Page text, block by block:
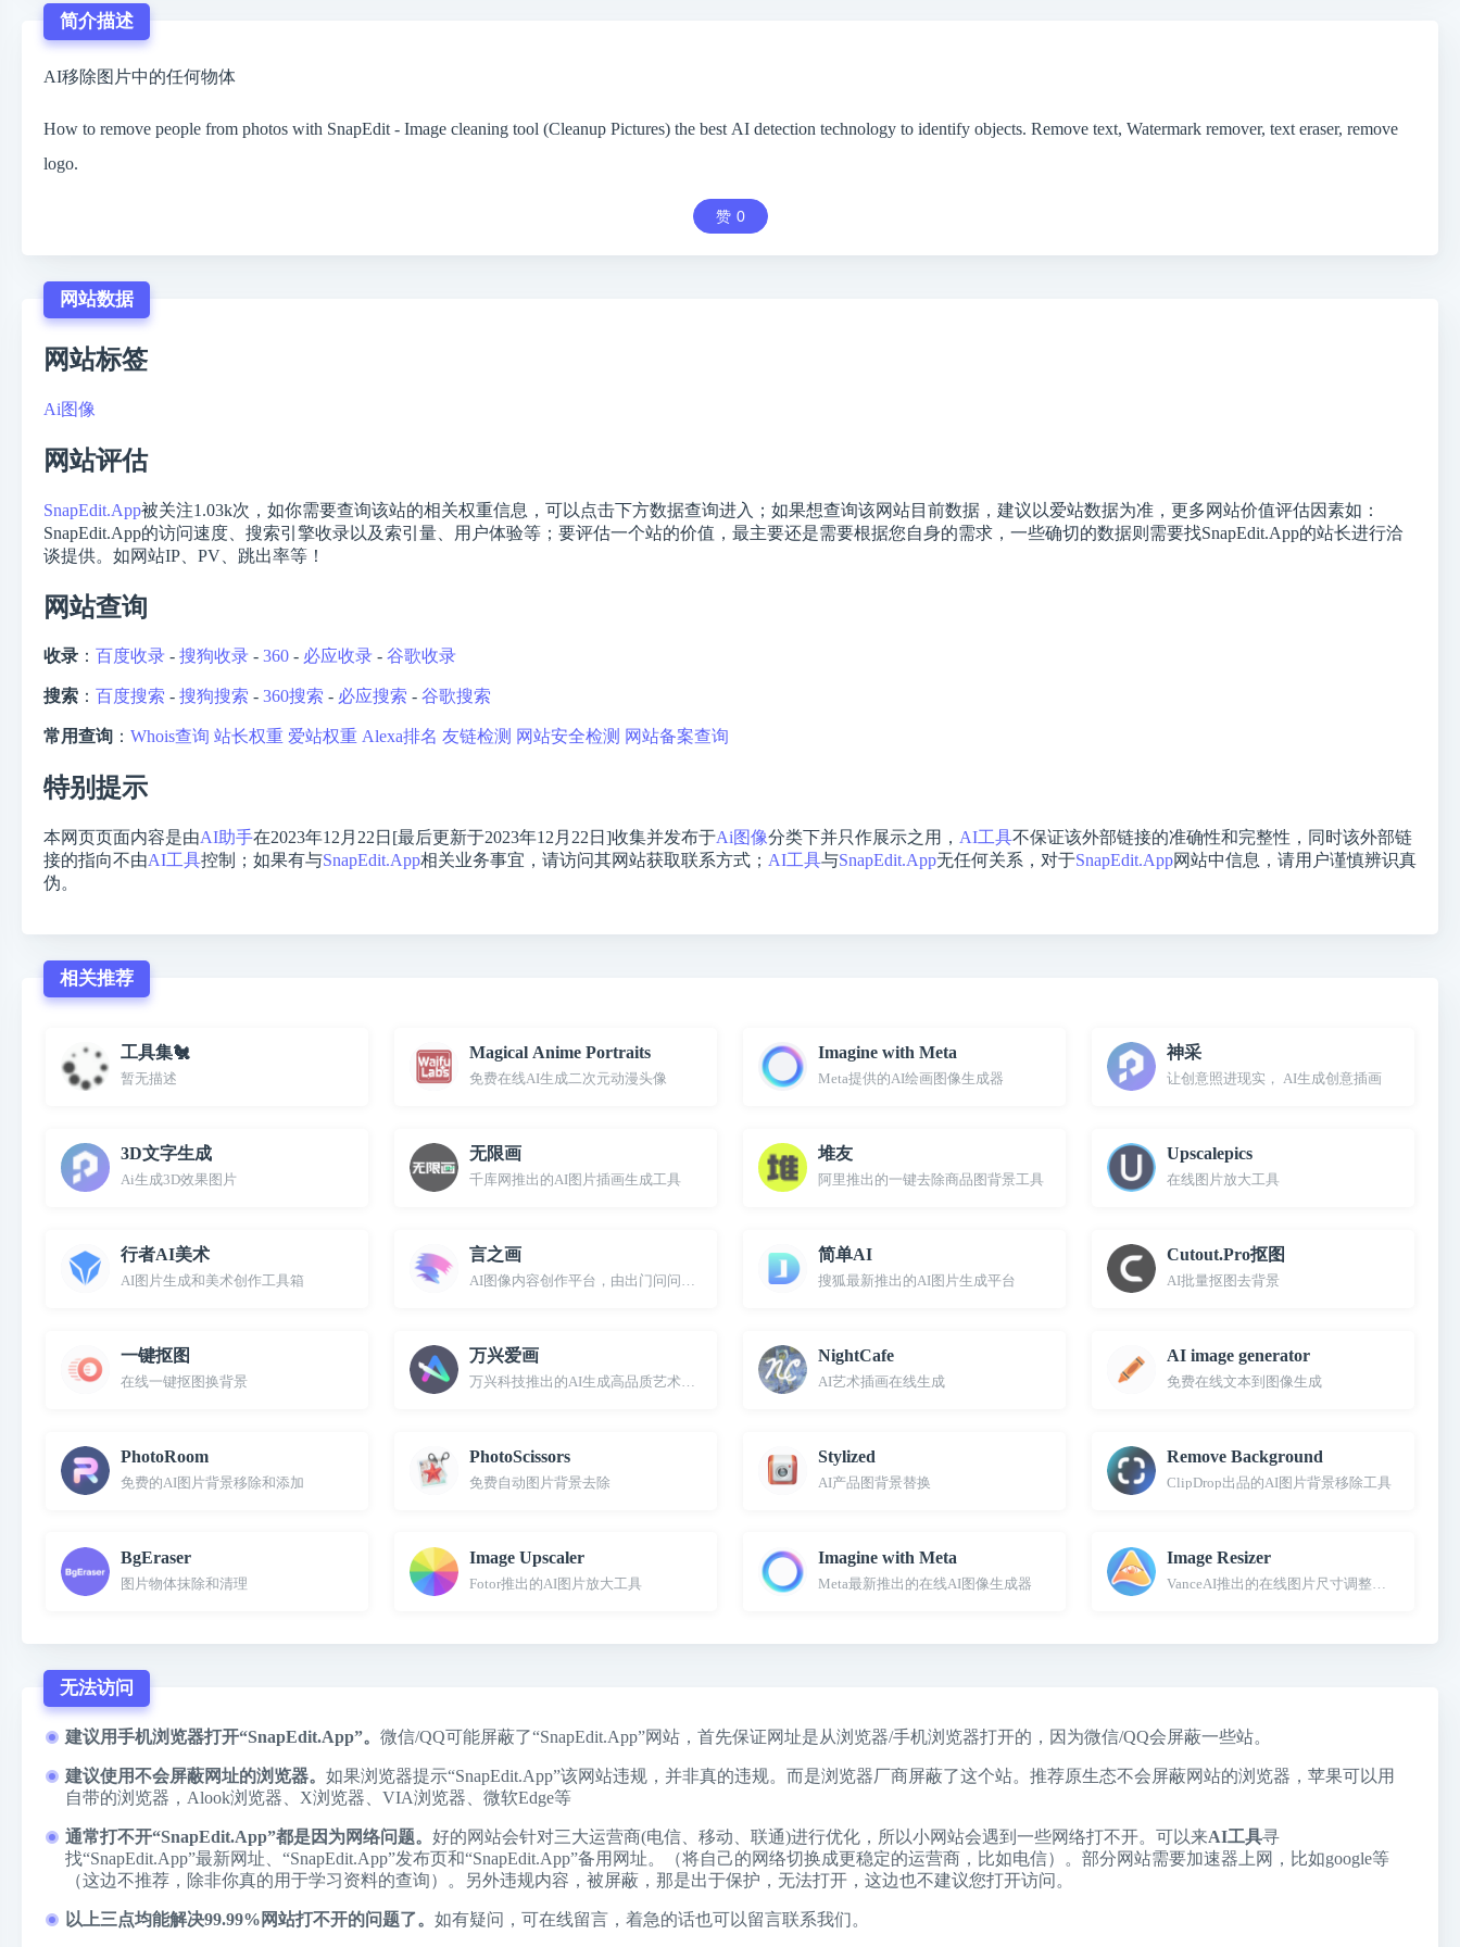
简介描述
AI移除图片中的任何物体
How to remove people from photos with SnapEdit - Image cleaning tool (Cleanup Pictures) the best AI detection technology to identify objects. Remove text, Watermark remover, text eraser, remove
logo.
赞 0
网站数据
网站标签
Ai图像
网站评估
SnapEdit.App被关注1.03k次，如你需要查询该站的相关权重信息，可以点击下方数据查询进入；如果想查询该网站目前数据，建议以爱站数据为准，更多网站价值评估因素如：
SnapEdit.App的访问速度、搜索引擎收录以及索引量、用户体验等；要评估一个站的价值，最主要还是需要根据您自身的需求，一些确切的数据则需要找SnapEdit.App的站长进行洽
谈提供。如网站IP、PV、跳出率等！
网站查询
收录 ： 百度收录 - 搜狗收录 - 360 - 必应收录 - 谷歌收录
搜索 ： 百度搜索 - 搜狗搜索 - 360搜索 - 必应搜索 - 谷歌搜索
常用查询 ： Whois查询 站长权重 爱站权重 Alexa排名 友链检测 网站安全检测 网站备案查询
特别提示
本网页页面内容是由AI助手在2023年12月22日[最后更新于2023年12月22日]收集并发布于Ai图像分类下并只作展示之用， AI工具不保证该外部链接的准确性和完整性，同时该外部链
接的指向不由AI工具控制；如果有与SnapEdit.App相关业务事宜，请访问其网站获取联系方式； AI工具与SnapEdit.App无任何关系，对于SnapEdit.App网站中信息，请用户谨慎辨识真
伪。
相关推荐
工具集🐔
暂无描述
Magical Anime Portraits
免费在线AI生成二次元动漫头像
Imagine with Meta
Meta提供的AI绘画图像生成器
神采
让创意照进现实， AI生成创意插画
3D文字生成
Ai生成3D效果图片
无限画
千库网推出的AI图片插画生成工具
堆友
阿里推出的一键去除商品图背景工具
Upscalepics
在线图片放大工具
行者AI美术
AI图片生成和美术创作工具箱
言之画
AI图像内容创作平台，由出门问问推出
简单AI
搜狐最新推出的AI图片生成平台
Cutout.Pro抠图
AI批量抠图去背景
一键抠图
在线一键抠图换背景
万兴爱画
万兴科技推出的AI生成高品质艺术画工具
NightCafe
AI艺术插画在线生成
AI image generator
免费在线文本到图像生成
PhotoRoom
免费的AI图片背景移除和添加
PhotoScissors
免费自动图片背景去除
Stylized
AI产品图背景替换
Remove Background
ClipDrop出品的AI图片背景移除工具
BgEraser
图片物体抹除和清理
Image Upscaler
Fotor推出的AI图片放大工具
Imagine with Meta
Meta最新推出的在线AI图像生成器
Image Resizer
VanceAI推出的在线图片尺寸调整工具
无法访问
建议用手机浏览器打开“SnapEdit.App”。 微信/QQ可能屏蔽了“SnapEdit.App”网站，首先保证网址是从浏览器/手机浏览器打开的，因为微信/QQ会屏蔽一些站。
建议使用不会屏蔽网址的浏览器。 如果浏览器提示“SnapEdit.App”该网站违规，并非真的违规。而是浏览器厂商屏蔽了这个站。推荐原生态不会屏蔽网站的浏览器，苹果可以用
自带的浏览器， Alook浏览器 X浏览器 VIA浏览器 微软Edge等
通常打不开“SnapEdit.App”都是因为网络问题。 好的网站会针对三大运营商(电信、移动、联通)进行优化，所以小网站会遇到一些网络打不开。可以来AI工具寻
找“SnapEdit.App”最新网址、“SnapEdit.App”发布页和“SnapEdit.App”备用网址。（将自己的网络切换成更稳定的运营商，比如电信）。部分网站需要加速器上网，比如google等
（这边不推荐，除非你真的用于学习资料的查询）。另外违规内容，被屏蔽，那是出于保护，无法打开，这边也不建议您打开访问。
以上三点均能解决99.99%网站打不开的问题了。 如有疑问，可在线留言，着急的话也可以留言联系我们。